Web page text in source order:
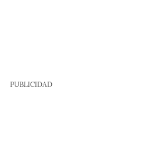
PUBLICIDAD